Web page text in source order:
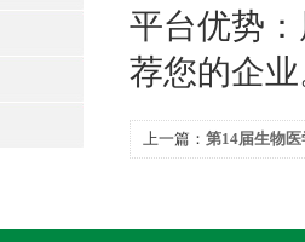
平台优势
荐您的企
上一篇： 第14届生物